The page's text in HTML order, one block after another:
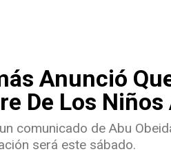
Anunció
De Los
comunicado de Abu
será este sábado.